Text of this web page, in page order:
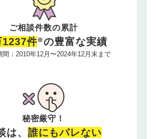
ご相談件数の累計
1237件※の豊富な実績
間：2010年12⽉〜2024年12⽉末まで
秘密厳守！
は、 誰にもバレない